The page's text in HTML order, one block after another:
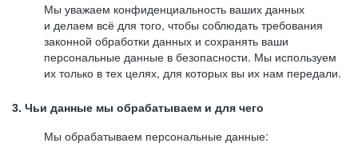
Мы уважаем конфиденциальность ваших данных
и делаем всё для того, чтобы соблюдать требования
законной обработки данных и сохранять ваши
персональные данные в безопасности. Мы используем
их только в тех целях, для которых вы их нам передали.
3. Чьи данные мы обрабатываем и для чего
Мы обрабатываем персональные данные: